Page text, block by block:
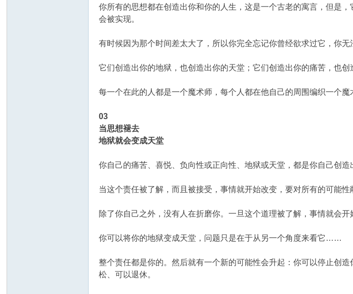
你所有的思想都在创造出你和你的人生，这是一个古老的寓言，但是
会被实现。
有时候因为那个时间差太大了，所以你完全忘记你曾经欲求过它，你无
它们创造出你的地狱，也创造出你的天堂；它们创造出你的痛苦，也
每一个在此的人都是一个魔术师，每个人都在他自己的周围编织一个
03
当思想褪去
地狱就会变成天堂
你自己的痛苦、喜悦、负向性或正向性、地狱或天堂，都是你自己创造
当这个责任被了解，而且被接受，事情就开始改变，要对所有的可能性
除了你自己之外，没有人在折磨你。一旦这个道理被了解，事情就会开
你可以将你的地狱变成天堂，问题只是在于从另一个角度来看它……
整个责任都是你的。然后就有一个新的可能性会升起：你可以停止创
松、可以退休。